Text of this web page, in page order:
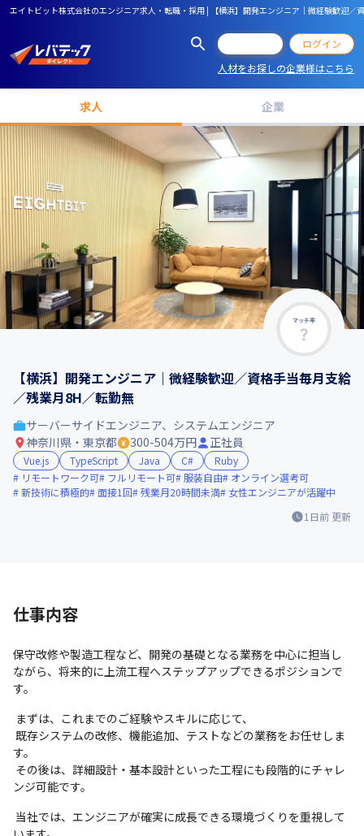
エイトビット株式会社のエンジニア求人・転職・採用 | 【横浜】開発エンジニア｜微経験歓迎／
ログイン
人材をお探しの企業様はこちら
求人 企業
マッチ率
【横浜】開発エンジニア｜微経験歓迎／資格手当毎月支給
／残業月8H／転勤無
1日前 更新
サーバーサイドエンジニア、システムエンジニア
神奈川県・東京都
300-504万円 正社員
Vue.js TypeScript Java C#
Ruby
リモートワーク可
フルリモート可 服装自由
オンライン選考可
新技術に積極的
面接1回 残業月20時間未満 女性エンジニアが活躍中
仕事内容
保守改修や製造工程など、開発の基礎となる業務を中心に担当し
ながら、将来的に上流工程へステップアップできるポジションで
す。
す。
ンジ可能です。